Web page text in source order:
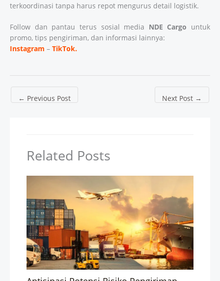
terkoordinasi tanpa harus repot mengurus detail logistik.
Follow dan pantau terus sosial media NDE Cargo untuk
promo, tips pengiriman, dan informasi lainnya:
Instagram – TikTok.
← Previous Post Next Post →
Related Posts